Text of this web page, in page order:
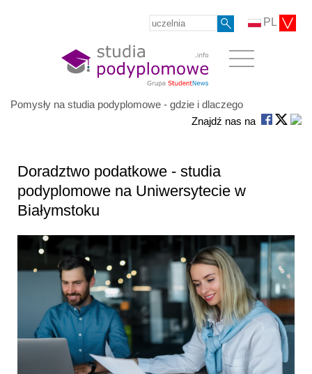
PL
Pomysły na studia podyplomowe - gdzie i dlaczego
Znajdź nas na
Doradztwo podatkowe - studia
podyplomowe na Uniwersytecie w
Białymstoku